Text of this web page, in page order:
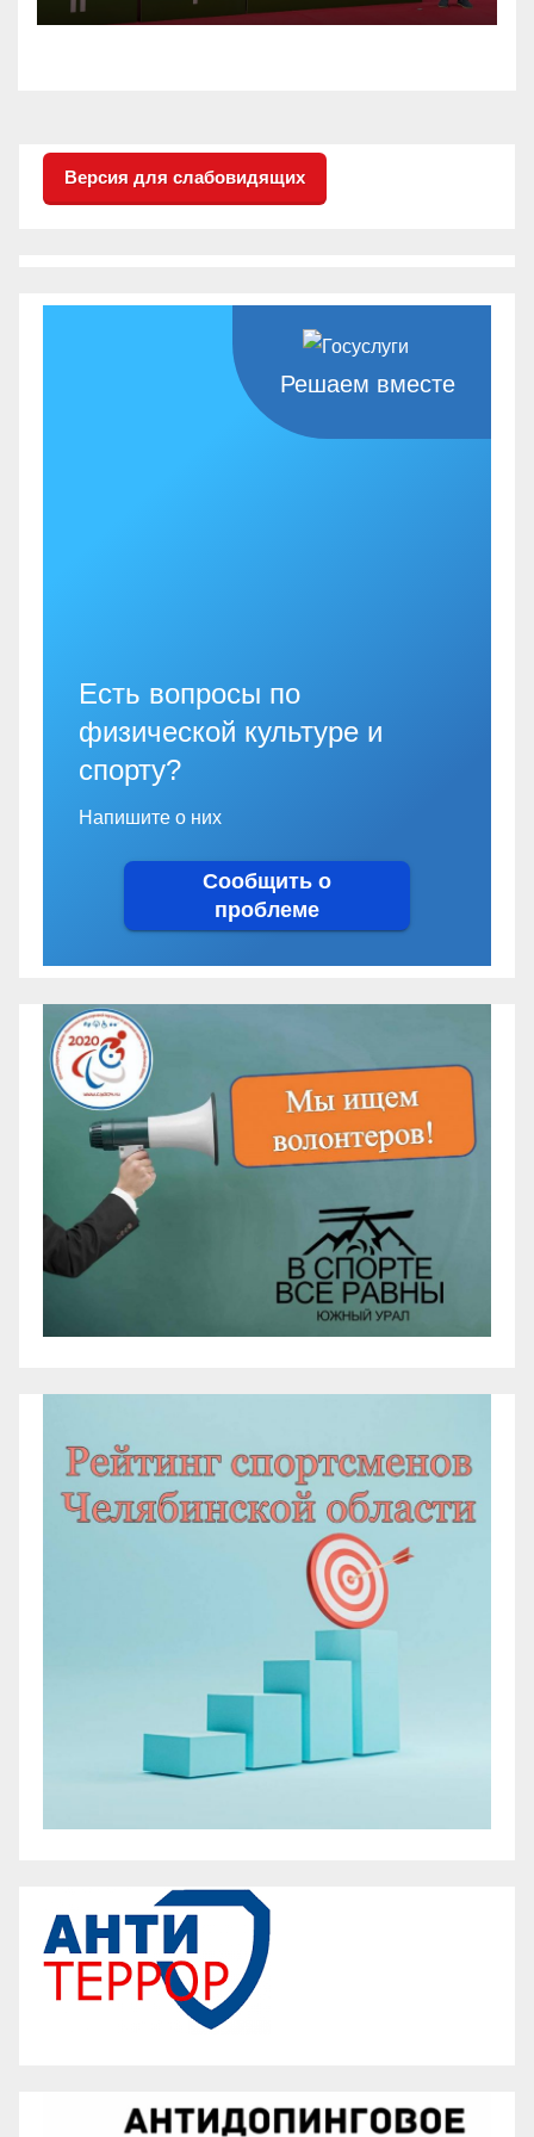
Версия для слабовидящих
Решаем вместе
Есть вопросы по
физической культуре и
спорту?
Напишите о них
Сообщить о
проблеме